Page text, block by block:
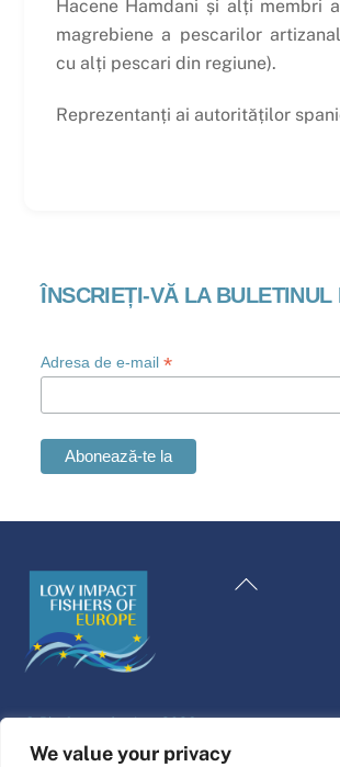
We value your privacy
Hacene Hamdani și alți membri
magrebiene a pescarilor
cu alți pescari din regiune).
Reprezentanți ai autorităților
ÎNSCRIEȚI-VĂ LA
Adresa de e-mail*
Înapoi
©Platforma de viață2026
Website design & build byalpha.coop